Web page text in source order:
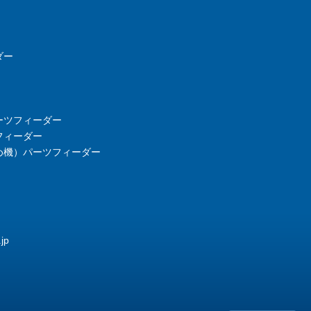
ー
ツフィーダー
ィーダー
）パーツフィーダー